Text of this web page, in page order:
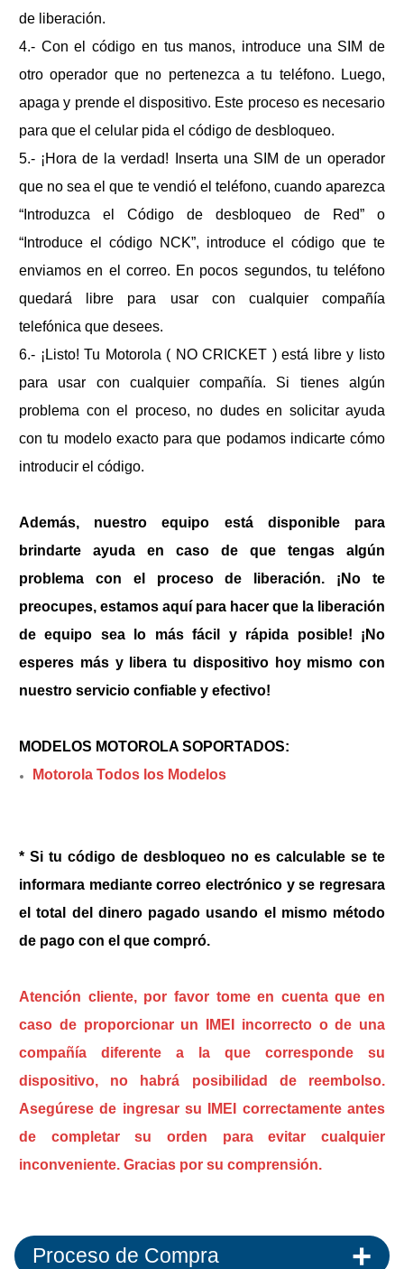
de liberación.
4.- Con el código en tus manos, introduce una SIM de
otro operador que no pertenezca a tu teléfono. Luego,
apaga y prende el dispositivo. Este proceso es necesario
para que el celular pida el código de desbloqueo.
5.- ¡Hora de la verdad! Inserta una SIM de un operador
que no sea el que te vendió el teléfono, cuando aparezca
“Introduzca el Código de desbloqueo de Red” o
“Introduce el código NCK”, introduce el código que te
enviamos en el correo. En pocos segundos, tu teléfono
quedará libre para usar con cualquier compañía
telefónica que desees.
6.- ¡Listo! Tu Motorola ( NO CRICKET )está libre y listo
para usar con cualquier compañía. Si tienes algún
problema con el proceso, no dudes en solicitar ayuda
con tu modelo exacto para que podamos indicarte cómo
introducir el código.
Además, nuestro equipo está disponible para
brindarte ayuda en caso de que tengas algún
problema con el proceso de liberación. ¡No te
preocupes, estamos aquí para hacer que la liberación
de equipo sea lo más fácil y rápida posible! ¡No
esperes más y libera tu dispositivo hoy mismo con
nuestro servicio confiable y efectivo!
MODELOS MOTOROLA SOPORTADOS:
Motorola Todos los Modelos
* Si tu código de desbloqueo no es calculable se te
informara mediante correo electrónico y se regresara
el total del dinero pagado usando el mismo método
de pago con el que compró.
Atención cliente, por favor tome en cuenta que en
caso de proporcionar un IMEI incorrecto o de una
compañía diferente a la que corresponde su
dispositivo, no habrá posibilidad de reembolso.
Asegúrese de ingresar su IMEI correctamente antes
de completar su orden para evitar cualquier
inconveniente. Gracias por su comprensión.
Proceso de Compra